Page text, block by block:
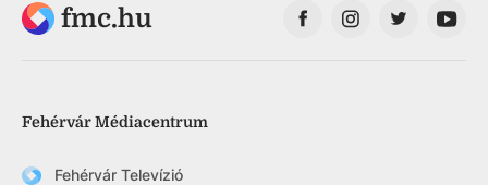
fmc.hu
Fehérvár Médiacentrum
Fehérvár Televízió